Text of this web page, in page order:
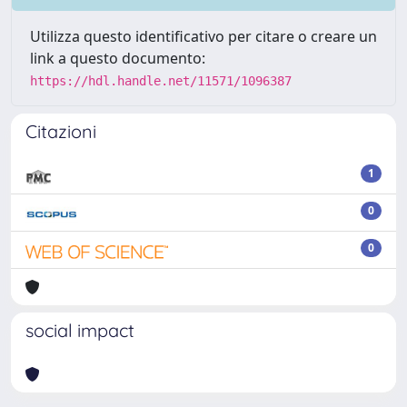
Utilizza questo identificativo per citare o creare un
link a questo documento:
https://hdl.handle.net/11571/1096387
Citazioni
1
0
0
social impact